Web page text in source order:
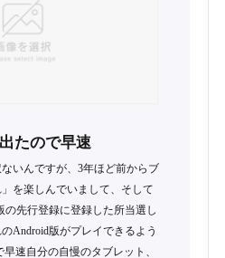
たので早速
いんですが、3年ほど前からブ
を楽しんでいまして、そして
の先行登録に登録した所当選し
Android版がプレイできるよう
速自分の自慢のタブレット、